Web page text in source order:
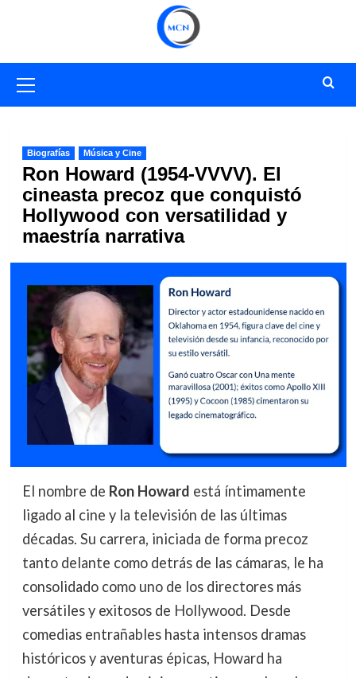
primario
Biografías Música y Cine
Ron Howard (1954-VVVV). El
cineasta precoz que conquistó
Hollywood con versatilidad y
maestría narrativa
El nombre de Ron Howard está íntimamente
ligado al cine y la televisión de las últimas
décadas. Su carrera, iniciada de forma precoz
tanto delante como detrás de las cámaras, le ha
consolidado como uno de los directores más
versátiles y exitosos de Hollywood. Desde
comedias entrañables hasta intensos dramas
históricos y aventuras épicas, Howard ha